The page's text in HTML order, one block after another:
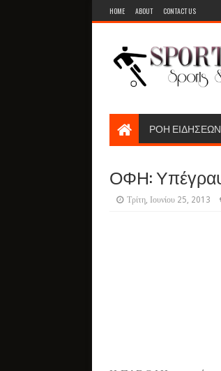
HOME ABOUT CONTACT US
ΡΟΗ ΕΙΔΗΣΕΩΝ
ΟΦΗ:
Τρίτη, Ιουνίου 25, 2013